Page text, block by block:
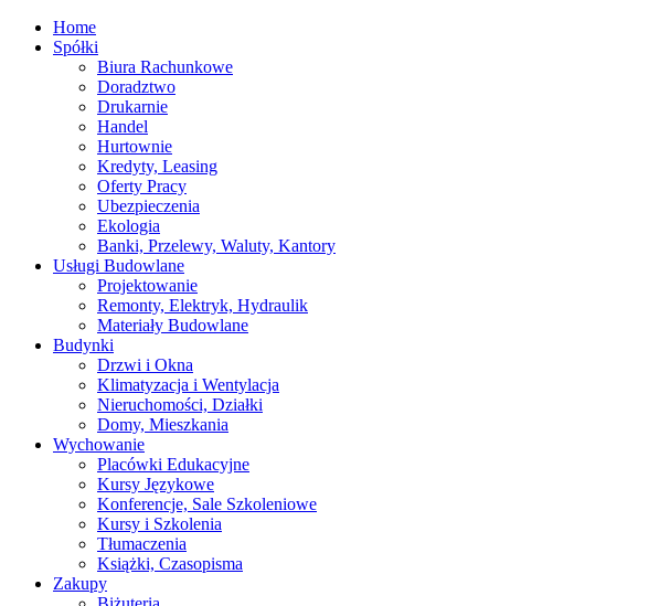
Home
Spółki
Biura Rachunkowe
Doradztwo
Drukarnie
Handel
Hurtownie
Kredyty, Leasing
Oferty Pracy
Ubezpieczenia
Ekologia
Banki, Przelewy, Waluty, Kantory
Usługi Budowlane
Projektowanie
Remonty, Elektryk, Hydraulik
Materiały Budowlane
Budynki
Drzwi i Okna
Klimatyzacja i Wentylacja
Nieruchomości, Działki
Domy, Mieszkania
Wychowanie
Placówki Edukacyjne
Kursy Językowe
Konferencje, Sale Szkoleniowe
Kursy i Szkolenia
Tłumaczenia
Książki, Czasopisma
Zakupy